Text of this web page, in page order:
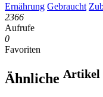
Ernährung Gebraucht
2366
Aufrufe
0
Favoriten
Ähnliche Artikel